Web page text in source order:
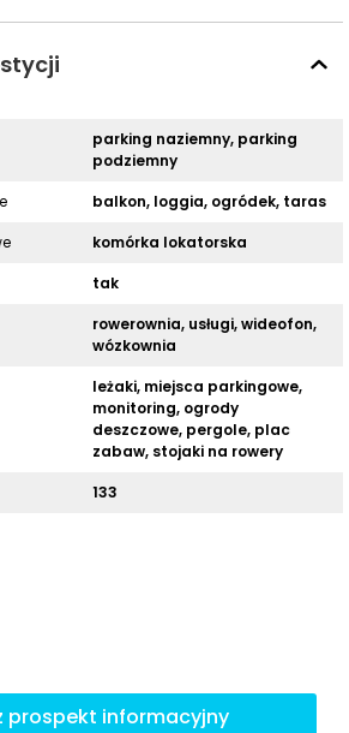
parking naziemny, parking
podziemny
balkon, loggia, ogródek, taras
komórka lokatorska
tak
rowerownia, usługi, wideofon,
wózkownia
leżaki, miejsca parkingowe,
monitoring, ogrody
deszczowe, pergole, plac
zabaw, stojaki na rowery
133
prospekt informacyjny